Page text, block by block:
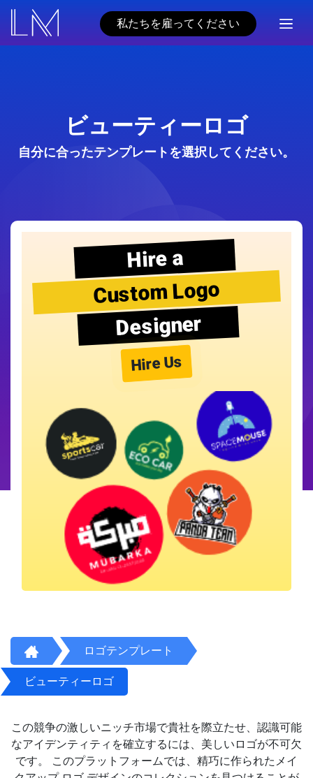
私たちを雇ってください
ビューティーロゴ
自分に合ったテンプレートを選択してください。
Hire a
Custom Logo
Designer
Hire Us
ロゴテンプレート
ビューティーロゴ
この競争の激しいニッチ市場で貴社を際立たせ、認識可能
なアイデンティティを確立するには、美しいロゴが不可欠
です。 このプラットフォームでは、精巧に作られたメイ